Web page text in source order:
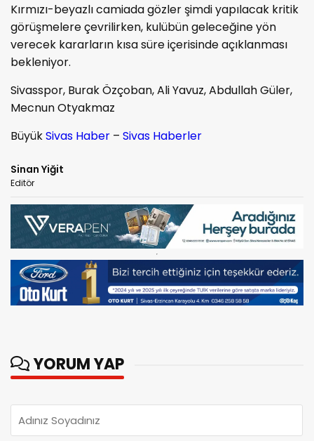
Kırmızı-beyazlı camiada gözler şimdi yapılacak kritik
görüşmelere çevrilirken, kulübün geleceğine yön
verecek kararların kısa süre içerisinde açıklanması
bekleniyor.
Sivasspor, Burak Özçoban, Ali Yavuz, Abdullah Güler,
Mecnun Otyakmaz
BüyükSivas Haber – Sivas Haberler
Sinan Yiğit
Editör
YORUM YAP